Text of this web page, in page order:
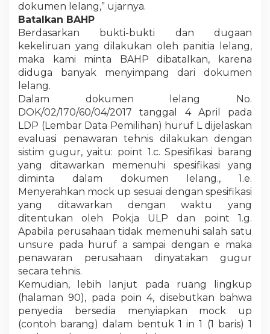
dokumen lelang,” ujarnya.
Batalkan BAHP
Berdasarkan bukti-bukti dan dugaan
kekeliruan yang dilakukan oleh panitia lelang,
maka kami minta BAHP dibatalkan, karena
diduga banyak menyimpang dari dokumen
lelang.
Dalam dokumen lelang No.
DOK/02/170/60/04/2017 tanggal 4 April pada
LDP (Lembar Data Pemilihan) huruf L dijelaskan
evaluasi penawaran tehnis dilakukan dengan
sistim gugur, yaitu: point 1.c. Spesifikasi barang
yang ditawarkan memenuhi spesifikasi yang
diminta dalam dokumen lelang., 1.e.
Menyerahkan mock up sesuai dengan spesifikasi
yang ditawarkan dengan waktu yang
ditentukan oleh Pokja ULP dan point 1.g.
Apabila perusahaan tidak memenuhi salah satu
unsure pada huruf a sampai dengan e maka
penawaran perusahaan dinyatakan gugur
secara tehnis.
Kemudian, lebih lanjut pada ruang lingkup
(halaman 90), pada poin 4, disebutkan bahwa
penyedia bersedia menyiapkan mock up
(contoh barang) dalam bentuk 1 in 1 (1 baris) 1